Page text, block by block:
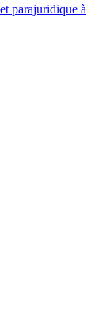
parajuridique à